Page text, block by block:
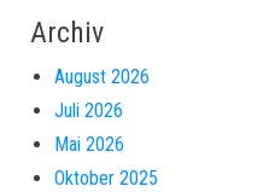
Archiv
August 2026
Juli 2026
Mai 2026
Oktober 2025